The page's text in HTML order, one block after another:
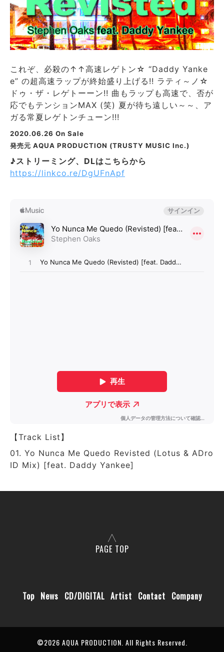
これぞ、必殺の↑↑高速レゲトン☆ “Daddy Yanke
e” の超高速ラップが終始盛り上げる!! ラティ～ノ☆
ドゥ・ザ・レゲトーーン!! 曲もラップも高速で、否が
応でもテンションMAX (笑) 夏が待ち遠しい～～、ア
ガる常夏レゲトンチューン!!!
2020.06.26 On Sale
発売元 AQUA PRODUCTION (TRUSTY MUSIC Inc.)
♪ストリーミング、DLはこちらから
https://linkco.re/DgUFnApf
【Track List】
01. Yo Nunca Me Quedo Revisted (Lotus & ADro
ID Mix) [feat. Daddy Yankee]
PAGE TOP
Top News CD/DIGITAL Artist Contact Company
©2026 AQUA PRODUCTION . All Rights Reserved.